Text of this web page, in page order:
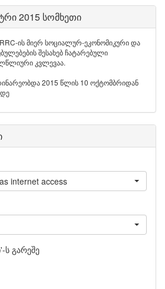
2015 სომხეთი
ის მიერ სოციალურ-ეკონომიკური და
შესახებ ჩატარებული
კვლევაა.
2015 წლის 10 ოქტომბრიდან
internet access
ს გარეშე